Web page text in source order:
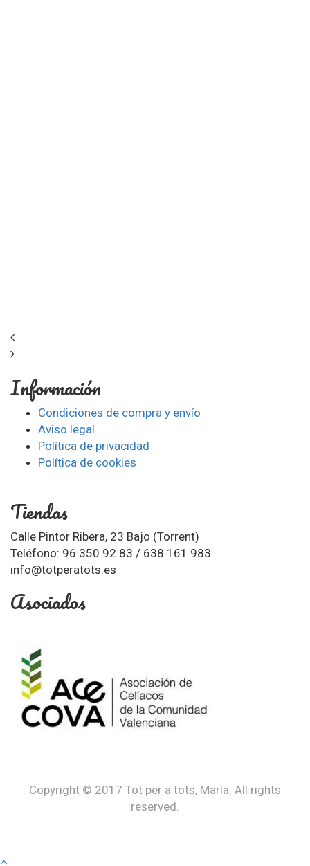
Información
Condiciones de compra y envío
Aviso legal
Política de privacidad
Política de cookies
Tiendas
Calle Pintor Ribera, 23 Bajo (Torrent)
Teléfono: 96 350 92 83 / 638 161 983
info@totperatots.es
Asociados
Copyright © 2017 Tot per a tots, María. All rights
reserved.